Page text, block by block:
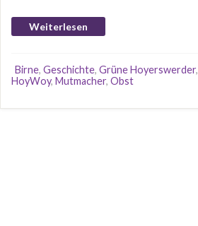
Weiterlesen
Birne, Geschichte, Grüne Hoyerswerder,
HoyWoy, Mutmacher, Obst